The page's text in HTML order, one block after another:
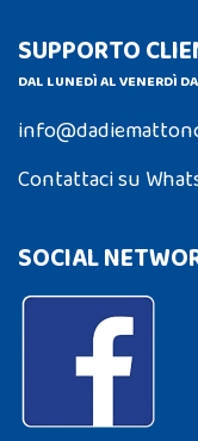
SUPPORTO
DAL LUNEDÌ AL VENERDÌ
Contattaci su
SOCIAL